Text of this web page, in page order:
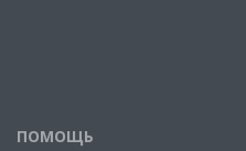
ПОМОЩЬ